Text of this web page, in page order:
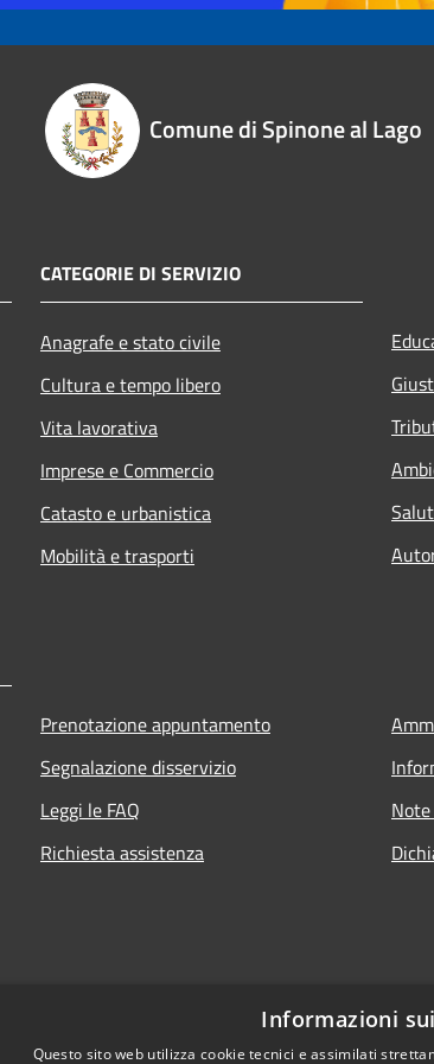
Comune di Spinone al Lago
CATEGORIE DI SERVIZIO
Anagrafe e stato civile
Cultura e tempo libero
Vita lavorativa
Imprese e Commercio
Catasto e urbanistica
Mobilità e trasporti
Prenotazione appuntamento
Segnalazione disservizio
Leggi le FAQ
Richiesta assistenza
Informazioni
Questo sito web utilizza cookie tecnici e assimilati